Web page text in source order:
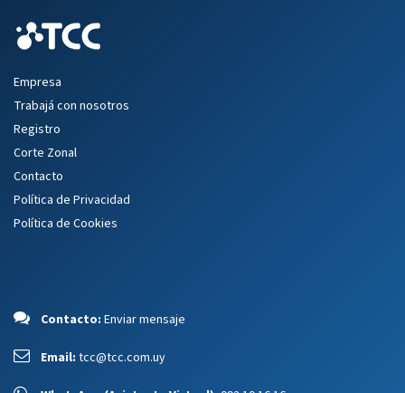
Empresa
Trabajá con nosotros
Registro
Corte Zonal
Contacto
Política de Privacidad
Política de Cookies
Contacto: Enviar mensaje
Email: tcc@tcc.com.uy